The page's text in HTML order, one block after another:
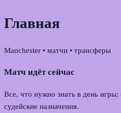
Главная
Manchester • матчи • трансферы
Матч идёт сейчас
Все, что нужно знать в день
судейские назначения.